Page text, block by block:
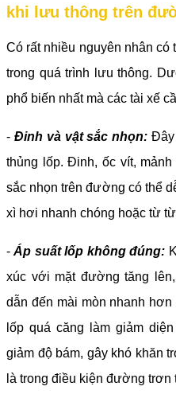
khi lưu thông trên
Có rất nhiều nguyên nhân có
trong quá trình lưu thông.
phổ biến nhất mà các tài xế
- Đinh và vật sắc nhọn: Đây
thủng lốp. Đinh, ốc vít,
sắc nhọn trên đường có thể
xì hơi nhanh chóng hoặc từ
-Áp suất lốp không đúng:
xúc với mặt đường tăng
dẫn đến mài mòn nhanh
lốp quá căng làm giảm
giảm độ bám, gây khó khăn
là trong điều kiện đường trơn